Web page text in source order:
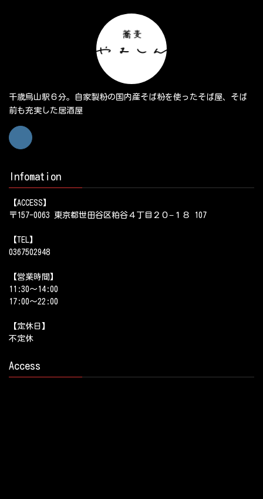
千歳烏山駅６分。自家製粉の国内産そば粉を使ったそば屋、そば
前も充実した居酒屋
Infomation
【ACCESS】
〒157-0063 東京都世田谷区粕谷４丁目２０−１８ 107
【TEL】
0367502948
【営業時間】
11:30～14:00
17:00～22:00
【定休日】
不定休
Access